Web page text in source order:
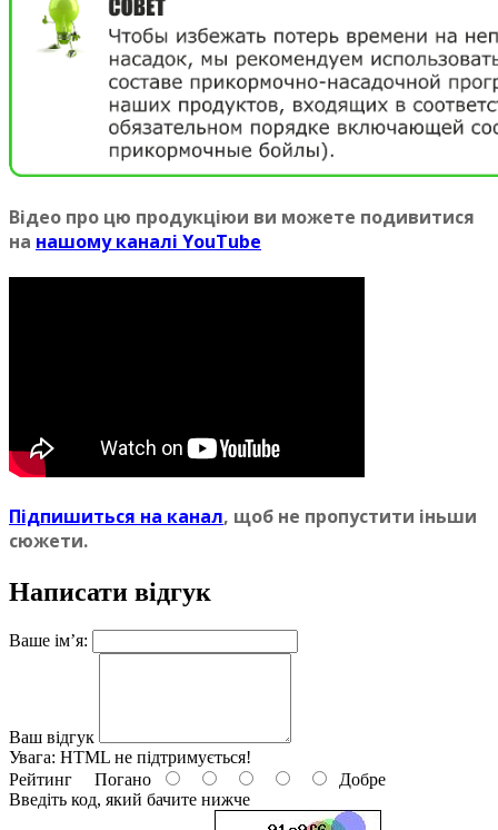
Вiдео про цю продукцiюи ви можете подивитися
на нашому каналi YouTube
Пiдпишиться на канал, щоб не пропустити iньши
сюжети.
Написати відгук
Ваше ім’я:
Ваш відгук
Увага: HTML не підтримується!
Рейтинг Погано
Добре
Введіть код, який бачите нижче